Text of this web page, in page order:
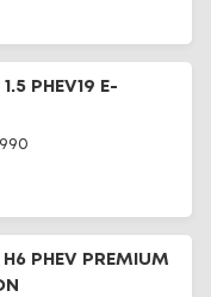
PHEV19 E-
PHEV PREMIUM